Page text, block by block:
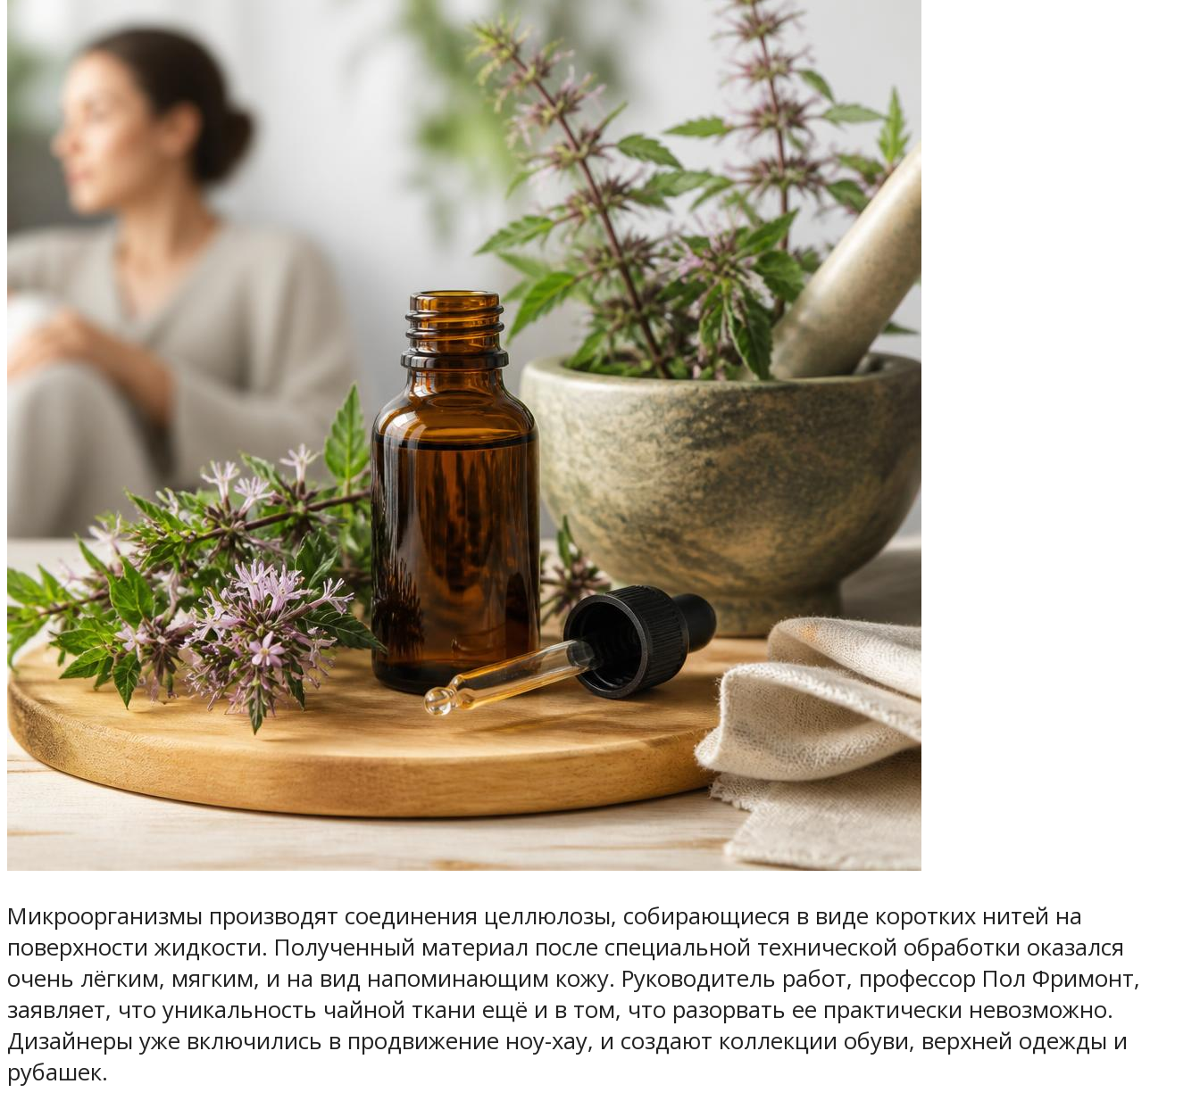
Микроорганизмы производят соединения целлюлозы, собирающиеся в виде коротких нитей на
поверхности жидкости. Полученный материал после специальной технической обработки оказался
очень лёгким, мягким, и на вид напоминающим кожу. Руководитель работ, профессор Пол Фримонт,
заявляет, что уникальность чайной ткани ещё и в том, что разорвать ее практически невозможно.
Дизайнеры уже включились в продвижение ноу-хау, и создают коллекции обуви, верхней одежды и
рубашек.